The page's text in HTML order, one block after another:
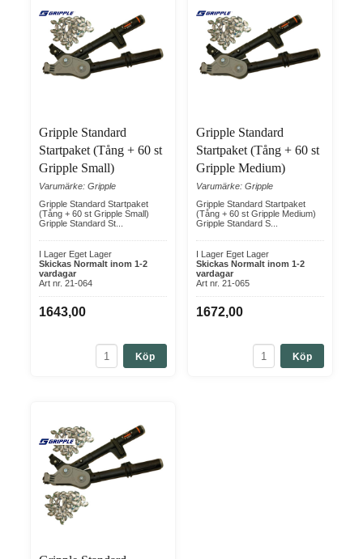
Gripple Standard
Startpaket (Tång + 60 st
Gripple Small)
Varumärke: Gripple
Gripple Standard Startpaket
(Tång + 60 st Gripple Small)
Gripple Standard St...
I Lager Eget Lager
Skickas Normalt inom 1-2
vardagar
Art nr. 21-064
1643,00
Köp
Gripple Standard
Startpaket (Tång + 60 st
Gripple Medium)
Varumärke: Gripple
Gripple Standard Startpaket
(Tång + 60 st Gripple Medium)
Gripple Standard S...
I Lager Eget Lager
Skickas Normalt inom 1-2
vardagar
Art nr. 21-065
1672,00
Köp